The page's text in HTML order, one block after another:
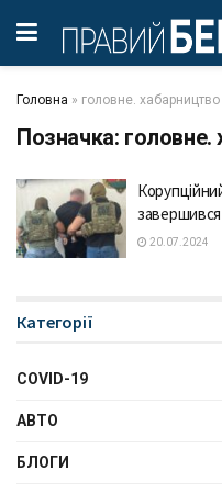
Головна » головне. хабарництво
Позначка: головне.
завершився
20.07.2024
Категорії
COVID-19
АВТО
БЛОГИ